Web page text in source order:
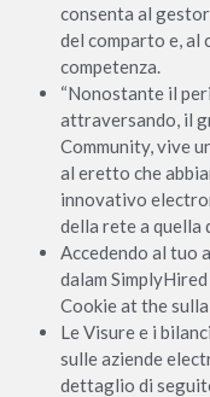
consenta al
del comparto e,
competenza.
“Nonostante il
attraversando, il
Community, vive
al eretto che
innovativo
della rete a quella
Accedendo al tuo
dalam
Cookie at the
Le Visure e i
sulle aziende
dettaglio di